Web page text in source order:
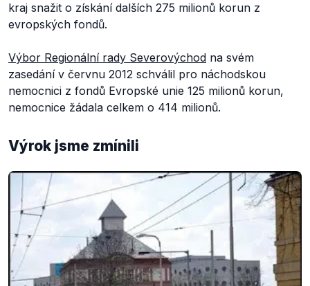
kraj snažit o získání dalších 275 milionů korun z
evropských fondů.
Výbor Regionální rady Severovýchod na svém
zasedání v červnu 2012 schválil pro náchodskou
nemocnici z fondů Evropské unie 125 milionů korun,
nemocnice žádala celkem o 414 milionů.
Výrok jsme zmínili